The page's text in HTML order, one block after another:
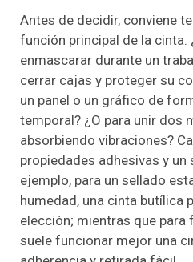
Antes de decidir, conviene
función principal de la cinta.
enmascarar durante un
cerrar cajas y proteger su
un panel o un gráfico de
temporal? ¿O para unir dos
absorbiendo vibraciones?
propiedades adhesivas y
ejemplo, para un sellado
humedad, una cinta butílica
elección; mientras que
suele funcionar mejor una